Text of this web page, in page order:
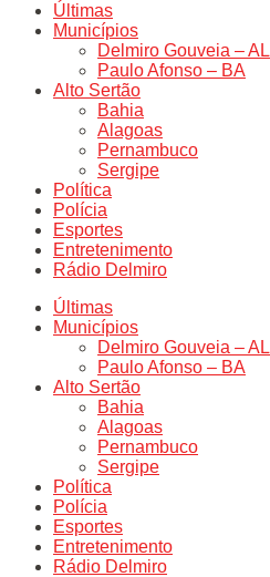
Últimas
Municípios
Delmiro Gouveia – AL
Paulo Afonso – BA
Alto Sertão
Bahia
Alagoas
Pernambuco
Sergipe
Política
Polícia
Esportes
Entretenimento
Rádio Delmiro
Últimas
Municípios
Delmiro Gouveia – AL
Paulo Afonso – BA
Alto Sertão
Bahia
Alagoas
Pernambuco
Sergipe
Política
Polícia
Esportes
Entretenimento
Rádio Delmiro